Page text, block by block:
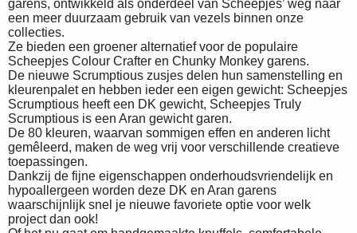
garens, ontwikkeld als onderdeel van Scheepjes’ weg naar
een meer duurzaam gebruik van vezels binnen onze
collecties.
Ze bieden een groener alternatief voor de populaire
Scheepjes Colour Crafter en Chunky Monkey garens.
De nieuwe Scrumptious zusjes delen hun samenstelling en
kleurenpalet en hebben ieder een eigen gewicht: Scheepjes
Scrumptious heeft een DK gewicht, Scheepjes Truly
Scrumptious is een Aran gewicht garen.
De 80 kleuren, waarvan sommigen effen en anderen licht
gemêleerd, maken de weg vrij voor verschillende creatieve
toepassingen.
Dankzij de fijne eigenschappen onderhoudsvriendelijk en
hypoallergeen worden deze DK en Aran garens
waarschijnlijk snel je nieuwe favoriete optie voor welk
project dan ook!